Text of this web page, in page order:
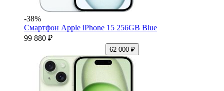
-38%
Смартфон Apple iPhone 15 256GB Blue
99 880 ₽
62 000 ₽